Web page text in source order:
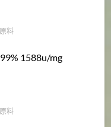
料
1588u/mg
料